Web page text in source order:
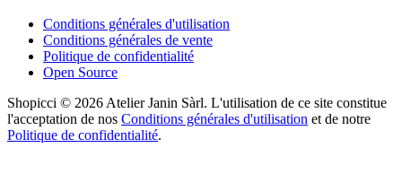
Conditions générales d'utilisation
Conditions générales de vente
Politique de confidentialité
Open Source
Shopicci © 2026 Atelier Janin Sàrl. L'utilisation de ce site constitue
l'acceptation de nos Conditions générales d'utilisation et de notre
Politique de confidentialité.